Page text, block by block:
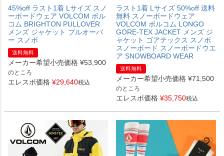
45%off ラスト1着 Lサイズ スノ
ーボードウェア VOLCOM ボル
コム BRIGHTON PULLOVER
メンズ ジャケット プルオーバ
ー スノボ
送料無料
メーカー希望小売価格 ¥53,900
のところ
エレスポ価格 ¥29,640税込
ラスト1着 Lサイズ 50%off 送料
無料 スノーボードウェア
VOLCOM ボルコム LONGO
GORE-TEX JACKET メンズ ジ
ャケット ゴアテックス スノボ
スノーボード スノーボードウエ
ア SNOWBOARD WEAR
送料無料
メーカー希望小売価格 ¥71,500
のところ
エレスポ価格 ¥35,750税込